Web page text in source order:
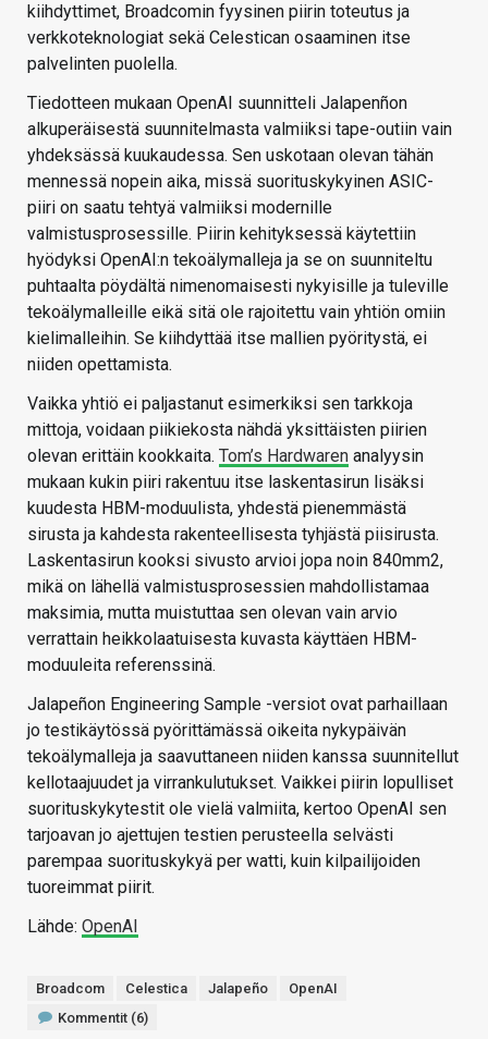
kiihdyttimet, Broadcomin fyysinen piirin toteutus ja
verkkoteknologiat sekä Celestican osaaminen itse
palvelinten puolella.
Tiedotteen mukaan OpenAI suunnitteli Jalapenñon
alkuperäisestä suunnitelmasta valmiiksi tape-outiin vain
yhdeksässä kuukaudessa. Sen uskotaan olevan tähän
mennessä nopein aika, missä suorituskykyinen ASIC-
piiri on saatu tehtyä valmiiksi modernille
valmistusprosessille. Piirin kehityksessä käytettiin
hyödyksi OpenAI:n tekoälymalleja ja se on suunniteltu
puhtaalta pöydältä nimenomaisesti nykyisille ja tuleville
tekoälymalleille eikä sitä ole rajoitettu vain yhtiön omiin
kielimalleihin. Se kiihdyttää itse mallien pyöritystä, ei
niiden opettamista.
Vaikka yhtiö ei paljastanut esimerkiksi sen tarkkoja
mittoja, voidaan piikiekosta nähdä yksittäisten piirien
olevan erittäin kookkaita. Tom’s Hardwaren analyysin
mukaan kukin piiri rakentuu itse laskentasirun lisäksi
kuudesta HBM-moduulista, yhdestä pienemmästä
sirusta ja kahdesta rakenteellisesta tyhjästä piisirusta.
Laskentasirun kooksi sivusto arvioi jopa noin 840mm2,
mikä on lähellä valmistusprosessien mahdollistamaa
maksimia, mutta muistuttaa sen olevan vain arvio
verrattain heikkolaatuisesta kuvasta käyttäen HBM-
moduuleita referenssinä.
Jalapeñon Engineering Sample -versiot ovat parhaillaan
jo testikäytössä pyörittämässä oikeita nykypäivän
tekoälymalleja ja saavuttaneen niiden kanssa suunnitellut
kellotaajuudet ja virrankulutukset. Vaikkei piirin lopulliset
suorituskykytestit ole vielä valmiita, kertoo OpenAI sen
tarjoavan jo ajettujen testien perusteella selvästi
parempaa suorituskykyä per watti, kuin kilpailijoiden
tuoreimmat piirit.
Lähde: OpenAI
Broadcom Celestica Jalapeño
OpenAI
Kommentit (6)